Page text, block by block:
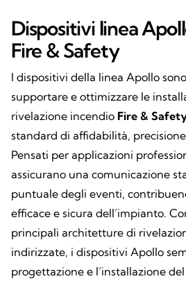
Dispositivi linea
Fire & Safety
I dispositivi della linea Apollo
supportare e ottimizzare le
rivelazione incendio Fire &
standard di affidabilità,
Pensati per applicazioni
assicurano una comunicazione
puntuale degli eventi,
efficace e sicura dell’impianto.
principali architetture di
indirizzate, i dispositivi Apollo
progettazione e l’installazione